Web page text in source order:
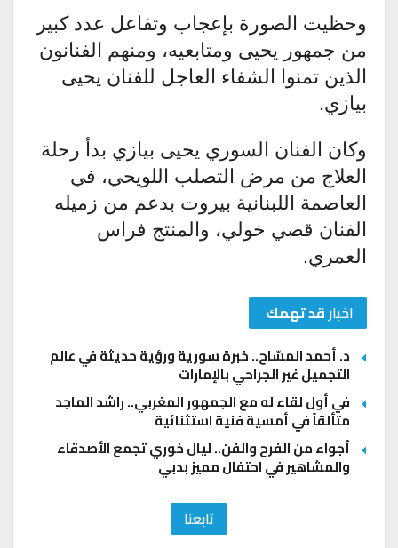
وحظيت الصورة بإعجاب وتفاعل عدد كبير
من جمهور يحيى ومتابعيه، ومنهم الفنانون
الذين تمنوا الشفاء العاجل للفنان يحيى
بيازي.
وكان الفنان السوري يحيى بيازي بدأ رحلة
العلاج من مرض التصلب اللويحي، في
العاصمة اللبنانية بيروت بدعم من زميله
الفنان قصي خولي، والمنتج فراس
العمري.
اخبارقد تهمك
د. أحمد المسّاح.. خبرة سورية ورؤية حديثة في عالم
التجميل غير الجراحي بالإمارات
في أول لقاء له مع الجمهور المغربي.. راشد الماجد
متألقاً في أمسية فنية استثنائية
أجواء من الفرح والفن.. ليال خوري تجمع الأصدقاء
والمشاهير في احتفال مميز بدبي
تابعنا